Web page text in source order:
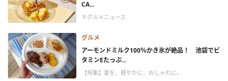
CA...
＃グルメニュース
グルメ
アーモンドミルク100％かき氷が絶品！ 池袋でビ
タミンEたっぷ...
【特集】夏を、軽やかに、おしゃれに。